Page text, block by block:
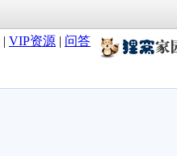
| VIP资源 | 问答